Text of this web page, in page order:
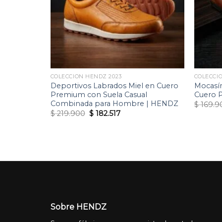
COLECCION HENDZ 2023
Deportivos Labrados Miel en Cuero
Premium con Suela Casual
Combinada para Hombre | HENDZ
$219.900 Original
price
$ 182.517Current
Cuero
$
Sobre HENDZ